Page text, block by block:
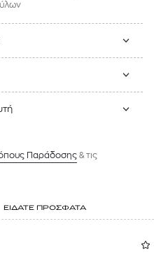
Παράδοσης & τις
ΕΙΔΑΤΕ ΠΡΟΣΦΑΤΑ